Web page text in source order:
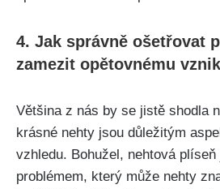
4. Jak správně ošetřovat
zamezit opětovnému
Většina z nás by se⁣ jistě shodla​
krásné nehty jsou důležitým
vzhledu.‌ Bohužel,‍ nehtová
problémem, který může⁤ nehty